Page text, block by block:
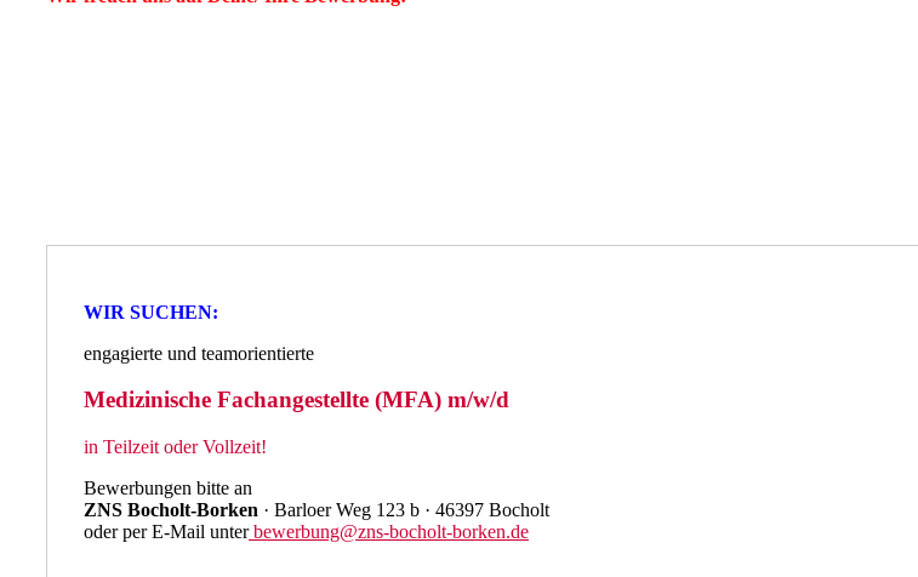
WIR SUCHEN:
engagierte und teamorientierte
Medizinische Fachangestellte (MFA) m/w/d
in Teilzeit oder Vollzeit!
Bewerbungen bitte an
ZNS Bocholt-Borken · Barloer Weg 123 b · 46397 Bocholt
oder per E-Mail unterbewerbung@zns-bocholt-borken.de